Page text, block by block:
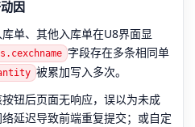
因
单、其他入库单在U8界面显
字段存在多条相同单
被累加写入多次。
钮后页面无响应，误以为未成
延迟导致前端重复提交；或自定